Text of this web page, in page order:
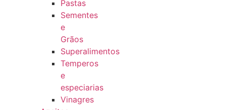
Pastas
Sementes
e
Grãos
Superalimentos
Temperos
e
especiarias
Vinagres